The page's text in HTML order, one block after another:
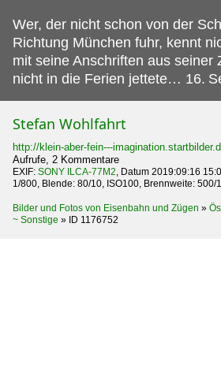
Wer, der nicht schon von der
Richtung München fuhr, kennt
mit seine Anschriften aus seiner
nicht in die Ferien jettete… 16.
Stefan Wohlfahrt
http://klein-aber-fein---
Aufrufe, 2 Kommentare
EXIF: SONY ILCA-77M2, Datum 2019:09:16
1/800, Blende: 80/10, ISO100, Brennweite: 500/
Bilder und Fotos von Eisenbahn und Zügen »
~ Sonstige » ID 1176752